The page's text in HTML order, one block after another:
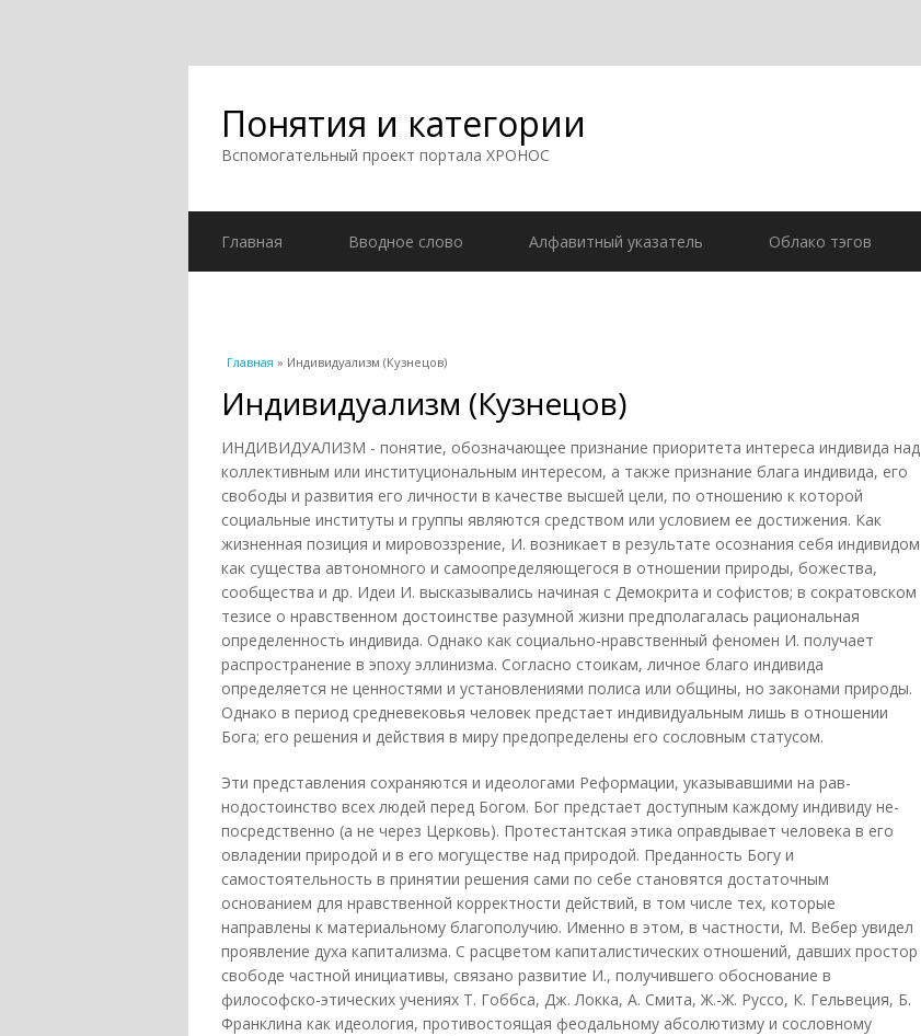
Понятия и категории
Вспомогательный проект портала ХРОНОС
Главная Вводное слово Алфавитный указатель Облако тэгов
Вы здесь
Главная » Индивидуализм (Кузнецов)
Индивидуализм (Кузнецов)
ИНДИВИДУАЛИЗМ - понятие, обозначающее признание приоритета интереса индивида над
коллективным или институциональным интересом, а также признание блага индивида, его
свободы и развития его личности в качестве высшей цели, по отношению к которой
социальные институты и группы являются средством или условием ее достижения. Как
жизненная позиция и мировоззрение, И. возникает в результате осознания себя индивидом
как существа автономного и самоопределяющегося в отношении природы, божества,
сообщества и др. Идеи И. высказывались начиная с Демокрита и софистов; в сократовском
тезисе о нравственном достоинстве разумной жизни предполагалась рациональная
определенность индивида. Однако как социально-нравственный феномен И. получает
распространение в эпоху эллинизма. Согласно стоикам, личное благо индивида
определяется не ценностями и установлениями полиса или общины, но законами природы.
Однако в период средневековья человек предстает индивидуальным лишь в отношении
Бога; его решения и действия в миру предопределены его сословным статусом.
Эти представления сохраняются и идеологами Реформации, указывавшими на рав-
нодостоинство всех людей перед Богом. Бог предстает доступным каждому индивиду не-
посредственно (а не через Церковь). Протестантская этика оправдывает человека в его
овладении природой и в его могуществе над природой. Преданность Богу и
самостоятельность в принятии решения сами по себе становятся достаточным
основанием для нравственной корректности действий, в том числе тех, которые
направлены к материальному благополучию. Именно в этом, в частности, М. Вебер увидел
проявление духа капитализма. С расцветом капиталистических отношений, давших простор
свободе частной инициативы, связано развитие И., получившего обоснование в
философско-этических учениях Т. Гоббса, Дж. Локка, А. Смита, Ж.-Ж. Руссо, К. Гельвеция, Б.
Франклина как идеология, противостоящая феодальному абсолютизму и сословному